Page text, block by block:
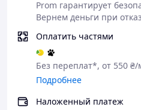
Телефонуйте
Як придбати Товар в
Prom гарантирует
Вернем деньги при
Оплатить частями
Без переплат*, от 550 ₴/
Подробнее
Наложенный платеж